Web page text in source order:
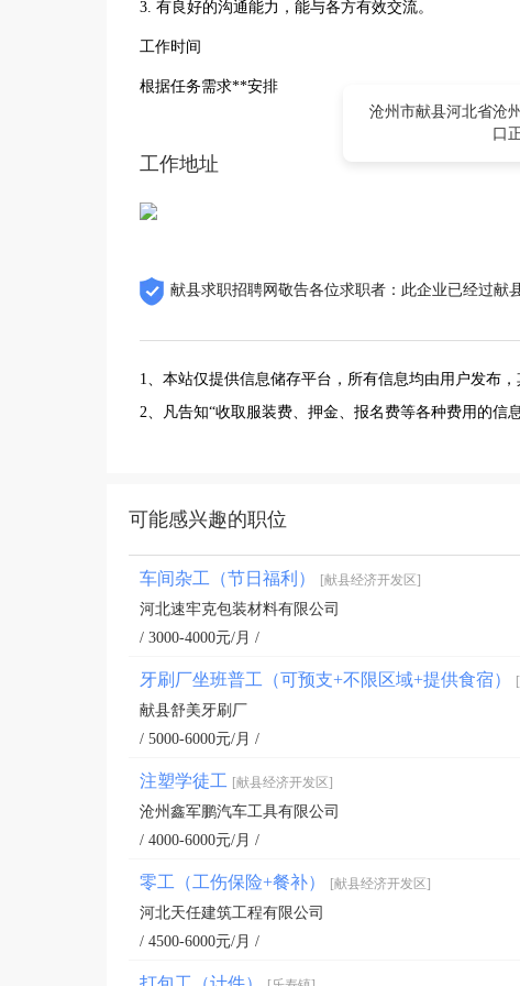
3. 有良好的沟通能力，能与各方有效交流。
工作时间
根据任务需求**安排
工作地址
沧州市献县河北省沧
口
献县求职招聘网敬告各位求职者：此企业已经过献
1、本站仅提供信息储存平台，所有信息均由用户发布
2、凡告知“收取服装费、押金、报名费等各种费用的信
可能感兴趣的职位
车间杂工（节日福利） [献县经济开发区]
河北速牢克包装材料有限公司
/ 3000-4000元/月 /
牙刷厂坐班普工（可预支+不限区域+提供食宿）
献县舒美牙刷厂
/ 5000-6000元/月 /
注塑学徒工 [献县经济开发区]
沧州鑫军鹏汽车工具有限公司
/ 4000-6000元/月 /
零工（工伤保险+餐补） [献县经济开发区]
河北天任建筑工程有限公司
/ 4500-6000元/月 /